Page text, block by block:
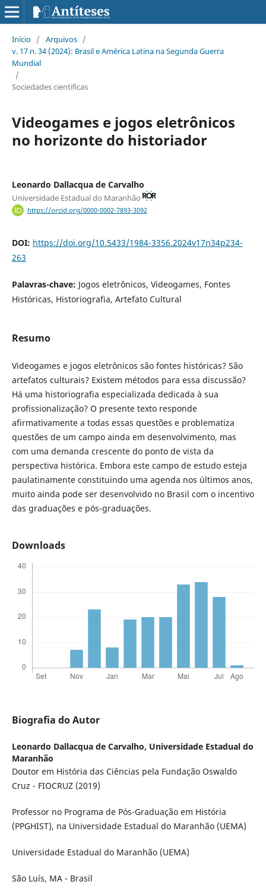
Início / Arquivos /
v. 17 n. 34 (2024): Brasil e América Latina na Segunda Guerra
Mundial
/
Sociedades cientificas
Videogames e jogos eletrônicos
no horizonte do historiador
Leonardo Dallacqua de Carvalho
Universidade Estadual do Maranhão
https://orcid.org/0000-0002-7893-3092
DOI: https://doi.org/10.5433/1984-3356.2024v17n34p234-
263
Palavras-chave: Jogos eletrônicos, Videogames, Fontes
Históricas, Historiografia, Artefato Cultural
Resumo
Videogames e jogos eletrônicos são fontes históricas? São
artefatos culturais? Existem métodos para essa discussão?
Há uma historiografia especializada dedicada à sua
profissionalização? O presente texto responde
afirmativamente a todas essas questões e problematiza
questões de um campo ainda em desenvolvimento, mas
com uma demanda crescente do ponto de vista da
perspectiva histórica. Embora este campo de estudo esteja
paulatinamente constituindo uma agenda nos últimos anos,
muito ainda pode ser desenvolvido no Brasil com o incentivo
das graduações e pós-graduações.
Downloads
Biografia do Autor
Leonardo Dallacqua de Carvalho, Universidade Estadual do
Maranhão
Doutor em História das Ciências pela Fundação Oswaldo
Cruz - FIOCRUZ (2019)
Professor no Programa de Pós-Graduação em História
(PPGHIST), na Universidade Estadual do Maranhão (UEMA)
Universidade Estadual do Maranhão (UEMA)
São Luís, MA - Brasil